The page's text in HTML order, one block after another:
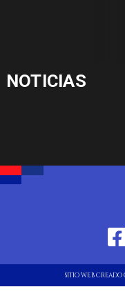
NOTICIAS
SITIO WEB CREADO